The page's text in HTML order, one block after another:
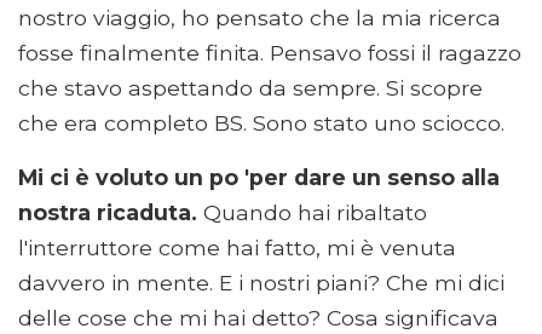
nostro viaggio, ho pensato che la mia ricerca
fosse finalmente finita. Pensavo fossi il ragazzo
che stavo aspettando da sempre. Si scopre
che era completo BS. Sono stato uno sciocco.
Mi ci è voluto un po 'per dare un senso alla
nostra ricaduta. Quando hai ribaltato
l'interruttore come hai fatto, mi è venuta
davvero in mente. E i nostri piani? Che mi dici
delle cose che mi hai detto? Cosa significava